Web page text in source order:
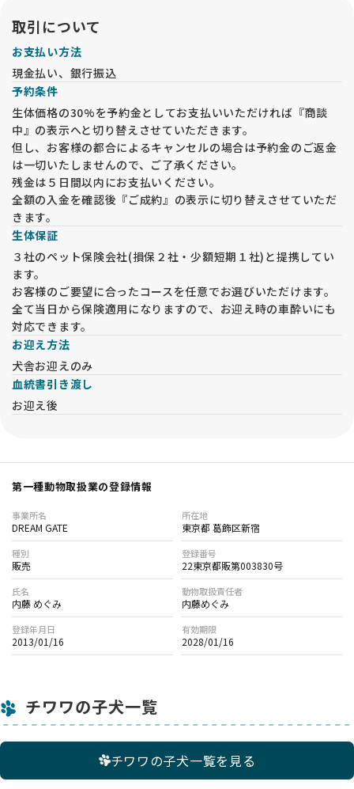
さい。
★妊婦犬がおります。見知らぬお客様が犬舎に入室する事で体
調を崩したり流産や早産になることは避けたいです。
また、ワクチン未接種のベビー達もおりますので、先住犬のご
同伴はご遠慮願います。ご理解ください。
取引について
お支払い方法
現金払い、銀行振込
予約条件
生体価格の30%を予約金としてお支払いいただければ『商談
中』の表示へと切り替えさせていただきます。
但し、お客様の都合によるキャンセルの場合は予約金のご返金
は一切いたしませんので、ご了承ください。
残金は５日間以内にお支払いください。
全額の入金を確認後『ご成約』の表示に切り替えさせていただ
きます。
生体保証
３社のペット保険会社(損保２社・少額短期１社)と提携してい
ます。
お客様のご要望に合ったコースを任意でお選びいただけます。
全て当日から保険適用になりますので、お迎え時の車酔いにも
対応できます。
お迎え方法
犬舎お迎えのみ
血統書引き渡し
お迎え後
第一種動物取扱業の登録情報
事業所名
DREAM GATE
所在地
東京都 葛飾区新宿
種別
販売
登録番号
22東京都販第003830号
氏名
内藤 めぐみ
動物取扱責任者
内藤めぐみ
登録年月日
2013/01/16
有効期限
2028/01/16
チワワの子犬一覧
チワワの子犬一覧を見る